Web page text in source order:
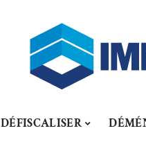
DÉFISCALISER